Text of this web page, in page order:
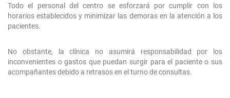
Todo el personal del centro se esforzará por cumplir con los
horarios establecidos y minimizar las demoras en la atención a los
pacientes.
No obstante, la clínica no asumirá responsabilidad por los
inconvenientes o gastos que puedan surgir para el paciente o sus
acompañantes debido a retrasos en el turno de consultas.